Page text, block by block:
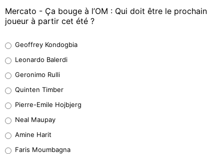
Mercato - Ça bouge à l’OM : Qui doit être le prochain
joueur à partir cet été ?
38%
32%
5%
1%
Geoffrey Kondogbia
Leonardo Balerdi
Geronimo Rulli
Quinten Timber
Pierre-Emile Hojbjerg
Neal Maupay
Amine Harit
Faris Moumbagna